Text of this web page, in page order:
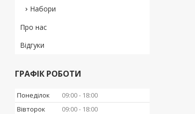
Набори
Про нас
Відгуки
ГРАФІК РОБОТИ
Понеділок 09:00
18:00
Вівторок
09:00
18:00